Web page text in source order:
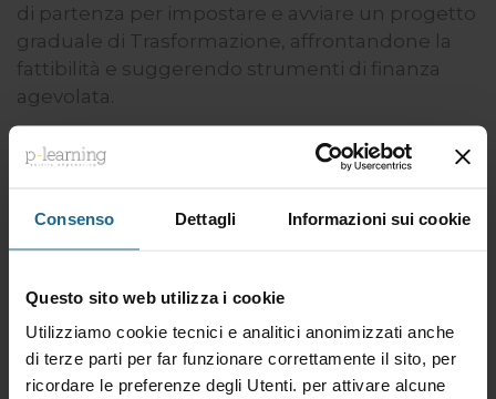
Consenso Dettagli Informazioni sui cookie
Questo sito web utilizza i cookie
Utilizziamo cookie tecnici e analitici anonimizzati anche
di terze parti per far funzionare correttamente il sito, per
ricordare le preferenze degli Utenti. per attivare alcune
di partenza per impostare e avviare un progetto
graduale di Trasformazione, affrontandone la
fattibilità e suggerendo strumenti di finanza
agevolata.
Analizza infine le condizioni di partenza per un
percorso di digitalizzazione, con la misurazione
progetto graduale di Trasformazione Digitale,
considerandone anche la fattibilità con criteri
Destinatari